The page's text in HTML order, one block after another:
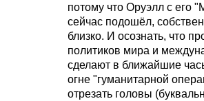
потому что Оруэлл с его
сейчас подошёл,
близко. И осознать, что
политиков мира и
сделают в ближайшие
огне "гуманитарной
отрезать головы